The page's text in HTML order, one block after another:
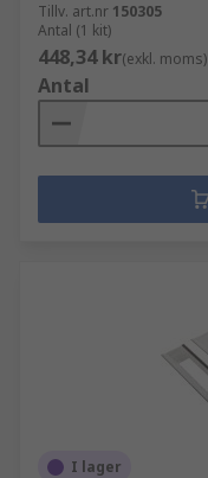
Tillv. art.nr 150305
Antal (1 kit)
448,34 kr(exkl. moms)
Antal
I lager